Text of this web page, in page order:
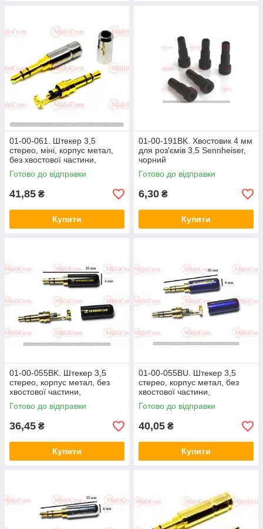
01-00-061. Штекер 3,5
стерео, міні, корпус метал,
без хвостової частини,
сріблястий
Готово до відправки
41,85 ₴
Купити
01-00-191BK. Хвостовик 4 мм
для роз'ємів 3,5 Sennheiser,
чорний
Готово до відправки
6,30 ₴
Купити
01-00-055BK. Штекер 3,5
стерео, корпус метал, без
хвостової частини,
Sennheiser, чорний
Готово до відправки
36,45 ₴
Купити
01-00-055BU. Штекер 3,5
стерео, корпус метал, без
хвостової частини,
Sennheiser, синій
Готово до відправки
40,05 ₴
Купити